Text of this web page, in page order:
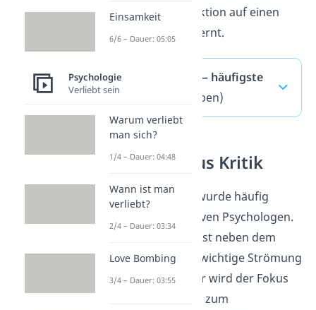
wird durch eine Reaktion auf einen
Reiz der Umwelt gelernt.
Behaviorismus — häufigste
Fragen
(ausklappen)
Behaviorismus Kritik
Der Behaviorismus wurde häufig
kritisiert von kognitiven Psychologen.
ist neben dem
Behaviorismus eine wichtige Strömung
der Psychologie. Hier wird der Fokus
aber – gegensätzlich zum
Einsamkeit
6/6 – Dauer: 05:05
Psychologie
Verliebt sein
Warum verliebt
man sich?
1/4 – Dauer: 04:48
Wann ist man
verliebt?
2/4 – Dauer: 03:34
Love Bombing
3/4 – Dauer: 03:55